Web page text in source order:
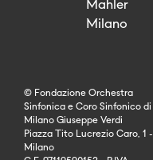
Mahler
Milano
© Fondazione Orchestra
Sinfonica e Coro Sinfonico di
Milano Giuseppe Verdi
Piazza Tito Lucrezio Caro, 1 -
Milano